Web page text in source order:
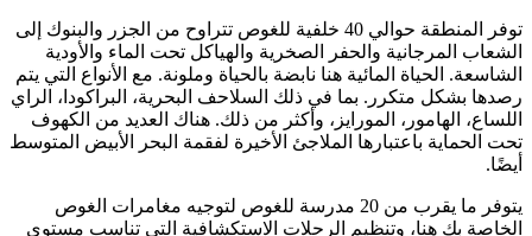
توفر المنطقة حوالي 40 خلفية للغوص تتراوح من الجزر والبنوك إلى
الشعاب المرجانية والحفر الصخرية والهياكل تحت الماء والأودية
الشاسعة. الحياة المائية هنا نابضة بالحياة وملونة. مع الأنواع التي يتم
رصدها بشكل متكرر. بما في ذلك السلاحف البحرية، البراكودا، الراي
اللساع، الهامور، المورايز، وأكثر من ذلك. هناك العديد من الكهوف
تحت الحماية باعتبارها الملاجئ الأخيرة لفقمة البحر الأبيض المتوسط
أيضًا.
يتوفر ما يقرب من 20 مدرسة للغوص لتوجيه مغامرات الغوص
الخاصة بك هنا، وتنظيم الرحلات الاستكشافية التي تناسب مستوى